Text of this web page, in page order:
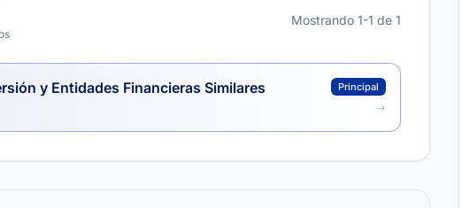
Mostrando 1-1 de 1
y Entidades Financieras Similares Principal